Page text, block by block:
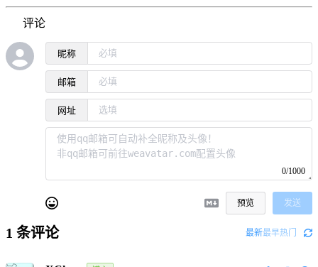
评论
昵称
邮箱
网址
0/1000
预览 发送
1 条评论 最新最早热门